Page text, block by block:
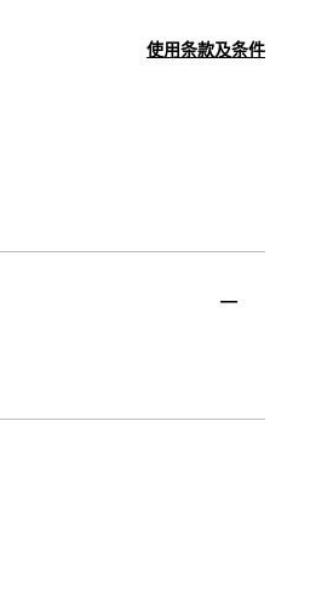
使用条款及条件